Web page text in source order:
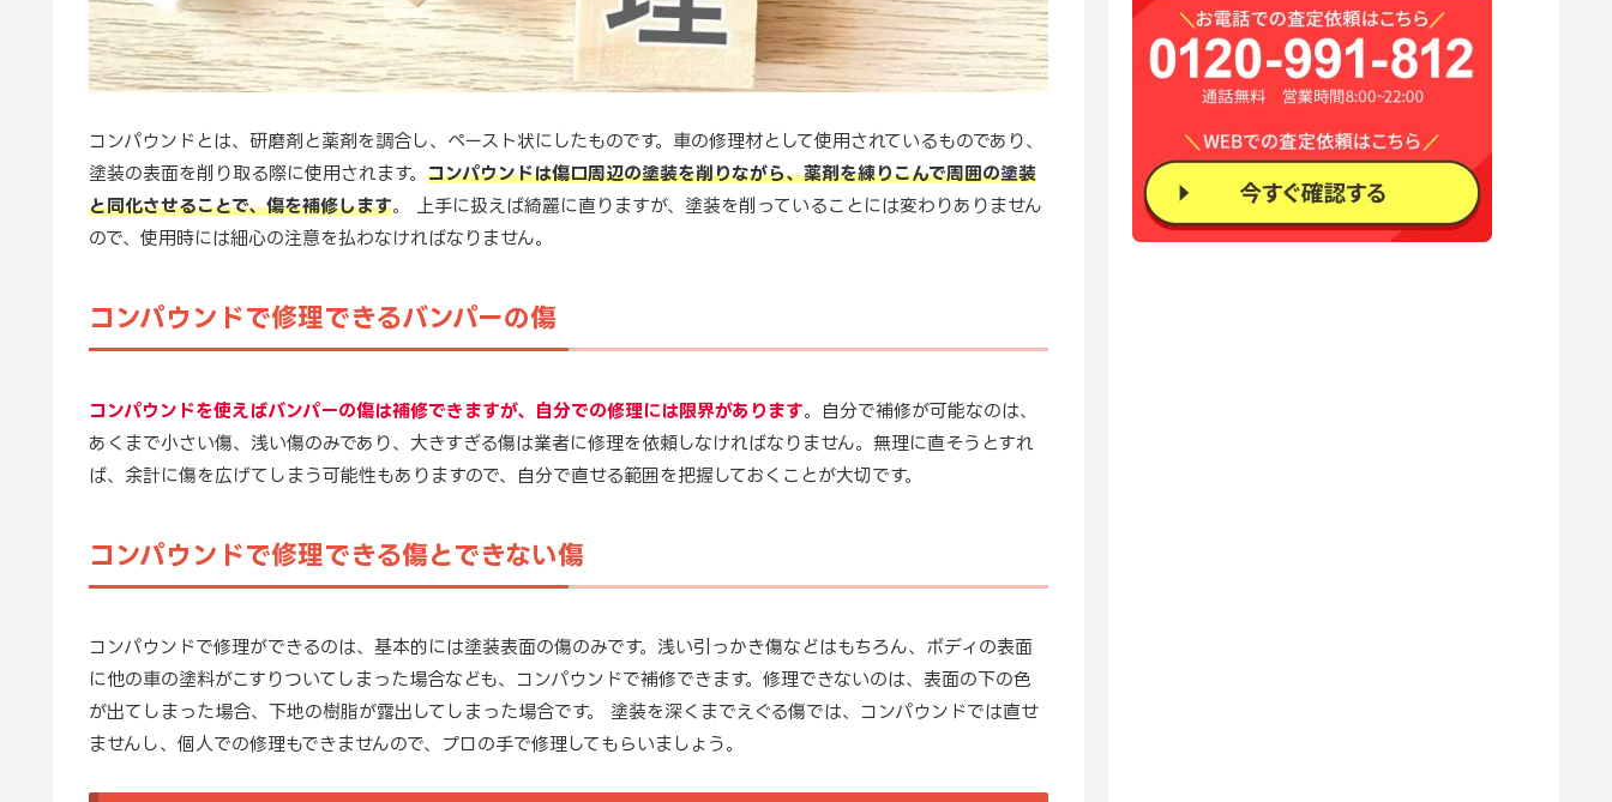
コンパウンドとは、研磨剤と薬剤を調合し、ペースト状にしたものです。車の修理材として使用されているものであり、
塗装の表面を削り取る際に使用されます。 コンパウンドは傷口周辺の塗装を削りながら、薬剤を練りこんで周囲の塗装
と同化させることで、傷を補修します。 上手に扱えば綺麗に直りますが、塗装を削っていることには変わりありません
ので、使用時には細心の注意を払わなければなりません。
コンパウンドで修理できるバンパーの傷
コンパウンドを使えばバンパーの傷は補修できますが、自分での修理には限界があります。自分で補修が可能なのは、
あくまで小さい傷、浅い傷のみであり、大きすぎる傷は業者に修理を依頼しなければなりません。無理に直そうとすれ
ば、余計に傷を広げてしまう可能性もありますので、自分で直せる範囲を把握しておくことが大切です。
コンパウンドで修理できる傷とできない傷
コンパウンドで修理ができるのは、基本的には塗装表面の傷のみです。浅い引っかき傷などはもちろん、ボディの表面
に他の車の塗料がこすりついてしまった場合なども、コンパウンドで補修できます。修理できないのは、表面の下の色
が出てしまった場合、下地の樹脂が露出してしまった場合です。 塗装を深くまでえぐる傷では、コンパウンドでは直せ
ませんし、個人での修理もできませんので、プロの手で修理してもらいましょう。